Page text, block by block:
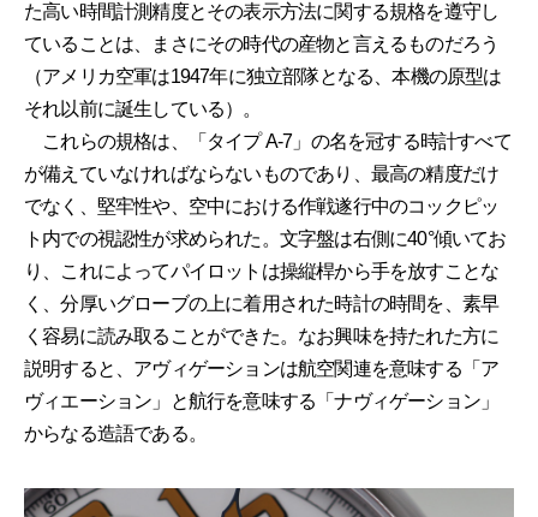
た高い時間計測精度とその表示方法に関する規格を遵守し
ていることは、まさにその時代の産物と言えるものだろう
（アメリカ空軍は1947年に独立部隊となる、本機の原型は
それ以前に誕生している）。
これらの規格は、「タイプ A-7」の名を冠する時計すべて
が備えていなければならないものであり、最高の精度だけ
でなく、堅牢性や、空中における作戦遂行中のコックピッ
ト内での視認性が求められた。文字盤は右側に40°傾いてお
り、これによってパイロットは操縦桿から手を放すことな
く、分厚いグローブの上に着用された時計の時間を、素早
く容易に読み取ることができた。なお興味を持たれた方に
説明すると、アヴィゲーションは航空関連を意味する「ア
ヴィエーション」と航行を意味する「ナヴィゲーション」
からなる造語である。